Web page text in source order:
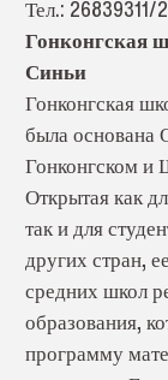
Тел.: 26839311/
Гонконгская
Синьи
Гонконгская
была основана
Гонконгском и
Открытая как
так и для
других стран,
средних школ
образования,
программу